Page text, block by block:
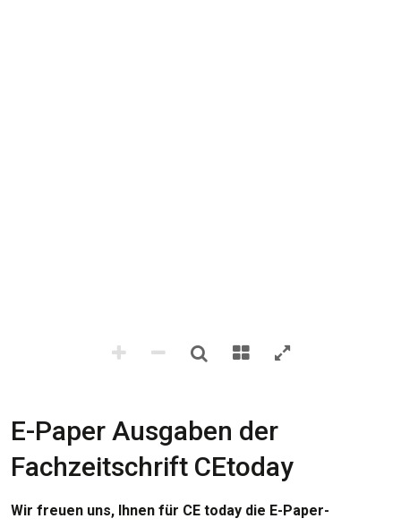
E-Paper Ausgaben der
Fachzeitschrift CEtoday
Wir freuen uns, Ihnen für CE today die E-Paper-